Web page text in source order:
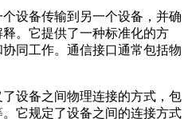
设备传输到另一个设备，并确
。它提供了一种标准化的方
同工作。通信接口通常包括物
设备之间物理连接的方式，包
它规定了设备之间的连接方式